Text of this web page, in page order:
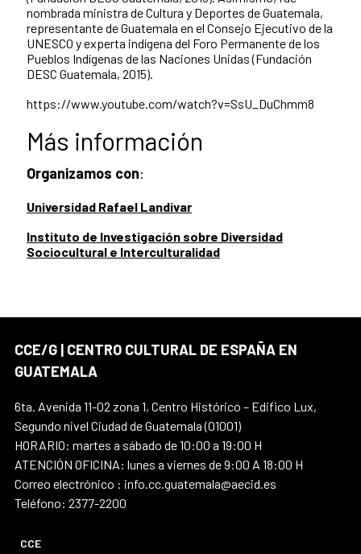
nombrada ministra de Cultura y Deportes de Guatemala,
representante de Guatemala en el Consejo Ejecutivo de la
UNESCO y experta indígena del Foro Permanente de los
Pueblos Indígenas de las Naciones Unidas (Fundación
DESC Guatemala, 2015).
https://www.youtube.com/watch?v=SsU_DuChmm8
Más información
Organizamos con:
Universidad Rafael Landivar
Instituto de Investigación sobre Diversidad
Sociocultural e Interculturalidad
CCE/G | CENTRO CULTURAL DE ESPAÑA EN
GUATEMALA
6ta. Avenida 11-02 zona 1, Centro Histórico – Edifico Lux,
Segundo nivel Ciudad de Guatemala (01001)
HORARIO: martes a sábado de 10:00 a 19:00 H
ATENCIÓN OFICINA: lunes a viernes de 9:00 A 18:00 H
Correo electrónico : info.cc.guatemala@aecid.es
Teléfono: 2377-2200
CCE